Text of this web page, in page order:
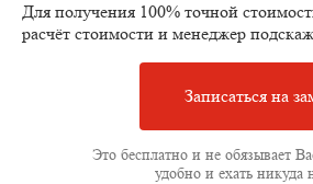
Для получения 100% точной
расчёт стоимости и менеджер
Записаться на
Это бесплатно и не обязывает
удобно и ехать никуда